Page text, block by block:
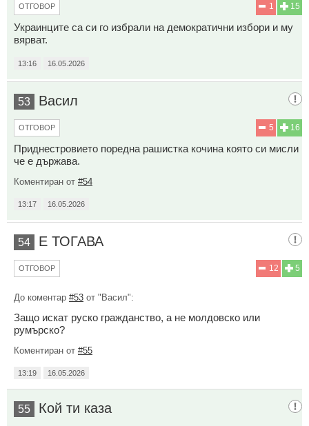
15
1
ОТГОВОР
Украинците са си го избрали на демократични избори и му
вярват.
13:16 16.05.2026
53 Васил
16
5
ОТГОВОР
Приднестровието поредна рашистка кочина която си мисли
че е държава.
Коментиран от #54
13:17 16.05.2026
54 Е ТОГАВА
5
12
ОТГОВОР
До коментар #53 от "Васил":
Защо искат руско гражданство, а не молдовско или
румърско?
Коментиран от #55
13:19 16.05.2026
55 Кой ти каза